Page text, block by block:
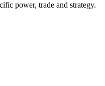
power, trade and strategy.